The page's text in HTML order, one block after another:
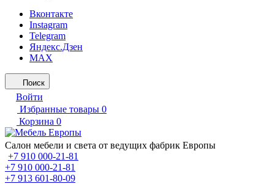
Вконтакте
Instagram
Telegram
Яндекс.Дзен
MAX
Поиск
Войти
Избранные товары 0
Корзина 0
Салон мебели и света от ведущих фабрик Европы
+7 910 000-21-81
+7 910 000-21-81
+7 913 601-80-09